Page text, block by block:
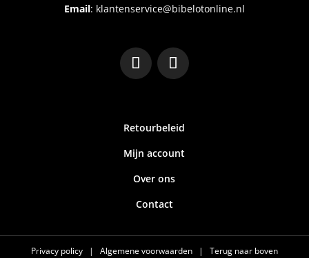
Email: klantenservice@bibelotonline.nl
Retourbeleid
Mijn account
Over ons
Contact
Privacy policy | Algemene voorwaarden | Terug naar boven